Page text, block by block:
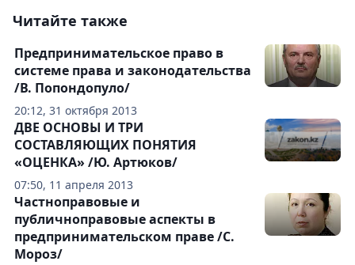
Читайте также
20:12, 31 октября 2013
Предпринимательское право в
системе права и законодательства
/В. Попондопуло/
07:50, 11 апреля 2013
ДВЕ ОСНОВЫ И ТРИ
СОСТАВЛЯЮЩИХ ПОНЯТИЯ
«ОЦЕНКА» /Ю. Артюков/
Частноправовые и
публичноправовые аспекты в
предпринимательском праве /С.
Мороз/